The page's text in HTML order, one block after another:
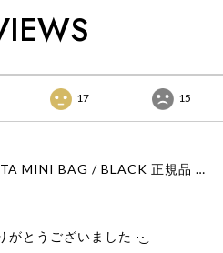
17 15
[as”on] BONITA MINI BAG / BLACK 正規品 韓国ブランド 韓国通販 韓国代行 韓国ファッション as on ason エズオン アズオン
とうございました‪ ·͜·